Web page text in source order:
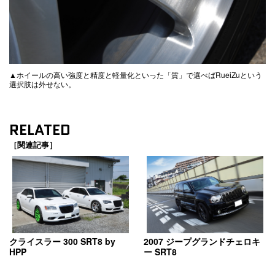
▲ホイールの高い強度と精度と軽量化といった「質」で選べばRueiZuという
選択肢は外せない。
RELATED
［関連記事］
クライスラー 300 SRT8 by
HPP
2007 ジープグランドチェロキ
ー SRT8